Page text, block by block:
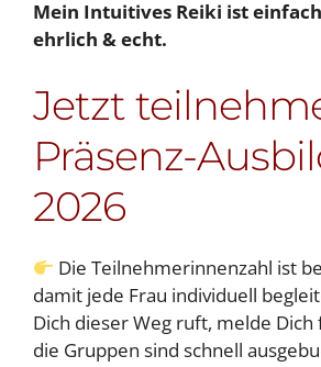
Mein Intuitives Reiki ist
ehrlich & echt.
Jetzt
Präsenz-
2026
Die Teilnehmerinnenzahl ist
damit jede Frau individuell
Dich dieser Weg ruft, melde Dich
die Gruppen sind schnell